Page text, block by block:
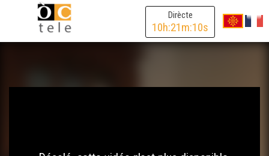
Dirècte
10h:21m:10s